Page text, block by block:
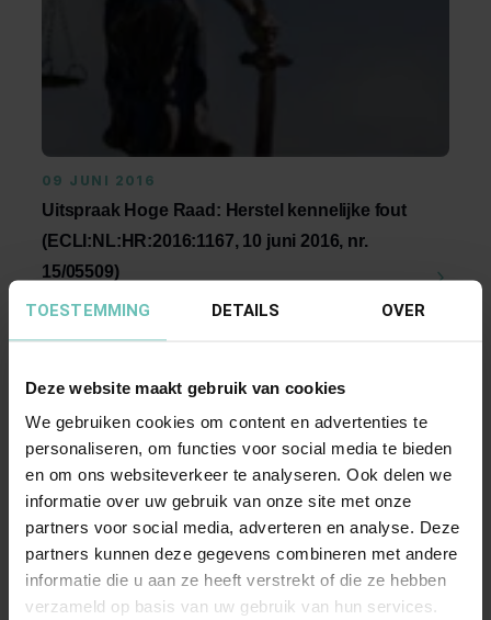
TOESTEMMING DETAILS OVER
Deze website maakt gebruik van cookies
We gebruiken cookies om content en advertenties te
personaliseren, om functies voor social media te bieden
en om ons websiteverkeer te analyseren. Ook delen we
informatie over uw gebruik van onze site met onze
partners voor social media, adverteren en analyse. Deze
partners kunnen deze gegevens combineren met andere
informatie die u aan ze heeft verstrekt of die ze hebben
verzameld op basis van uw gebruik van hun services.
09 JUNI 2016
Uitspraak Hoge Raad: Herstel kennelijke fout
(ECLI:NL:HR:2016:1167, 10 juni 2016, nr.
15/05509)
Insolventierecht, procesrecht. Herstel kennelijke
fout door analogische toepassing van art. 31
27 SEPTEMBER 2018